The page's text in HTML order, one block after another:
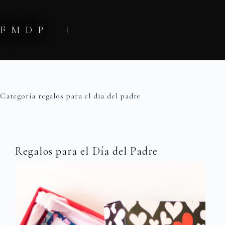
contenido
FMDP
Categoría regalos para el dia del padre
Regalos para el Día del Padre